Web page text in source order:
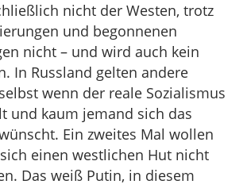
nicht der Westen, trotz
und begonnenen
nicht – und wird auch kein
In Russland gelten andere
wenn der reale Sozialismus
und kaum jemand sich das
Ein zweites Mal wollen
einen westlichen Hut nicht
Das weiß Putin, in diesem